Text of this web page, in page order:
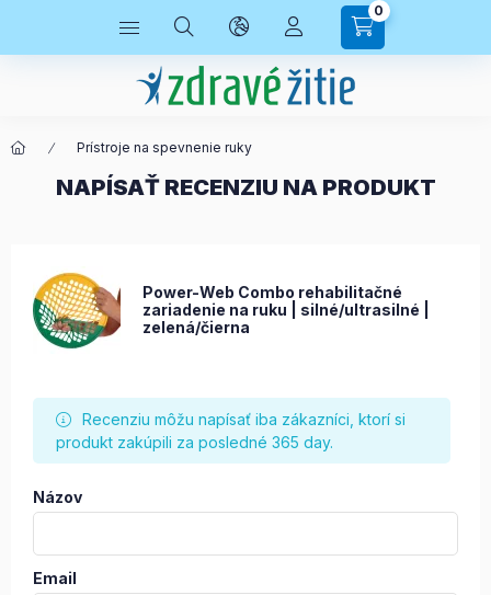
0
Prístroje na spevnenie ruky
NAPÍSAŤ RECENZIU NA PRODUKT
Power-Web Combo rehabilitačné
zariadenie na ruku | silné/ultrasilné |
zelená/čierna
Recenziu môžu napísať iba zákazníci, ktorí si
produkt zakúpili za posledné 365 day.
Názov
Email